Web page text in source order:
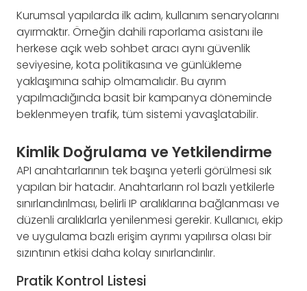
Kurumsal yapılarda ilk adım, kullanım senaryolarını
ayırmaktır. Örneğin dahili raporlama asistanı ile
herkese açık web sohbet aracı aynı güvenlik
seviyesine, kota politikasına ve günlükleme
yaklaşımına sahip olmamalıdır. Bu ayrım
yapılmadığında basit bir kampanya döneminde
beklenmeyen trafik, tüm sistemi yavaşlatabilir.
Kimlik Doğrulama ve Yetkilendirme
API anahtarlarının tek başına yeterli görülmesi sık
yapılan bir hatadır. Anahtarların rol bazlı yetkilerle
sınırlandırılması, belirli IP aralıklarına bağlanması ve
düzenli aralıklarla yenilenmesi gerekir. Kullanıcı, ekip
ve uygulama bazlı erişim ayrımı yapılırsa olası bir
sızıntının etkisi daha kolay sınırlandırılır.
Pratik Kontrol Listesi